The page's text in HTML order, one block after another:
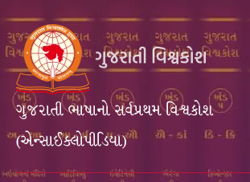
ગુજરાતી ભાષાનો સર્વપ્રથમ વિશ્વકોશ
(એન્સાઈક્લોપીડિયા)